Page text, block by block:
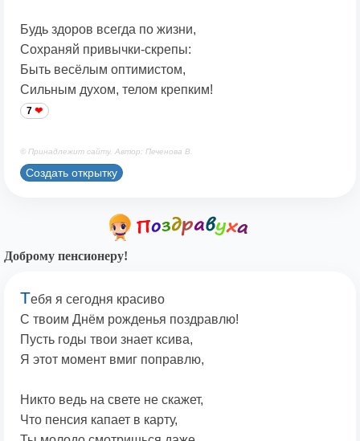
Будь здоров всегда по жизни,
Сохраняй привычки-скрепы:
Быть весёлым оптимистом,
Сильным духом, телом крепким!
7
© Принадлежит сайту. Автор: Печенова В.
Создать открытку
Доброму пенсионеру!
Тебя я сегодня красиво
С твоим Днём рожденья поздравлю!
Пусть годы твои знает ксива,
Я этот момент вмиг поправлю,
Никто ведь на свете не скажет,
Что пенсия капает в карту,